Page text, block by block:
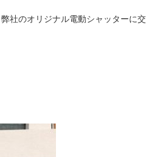
社のオリジナル電動シャッターに交